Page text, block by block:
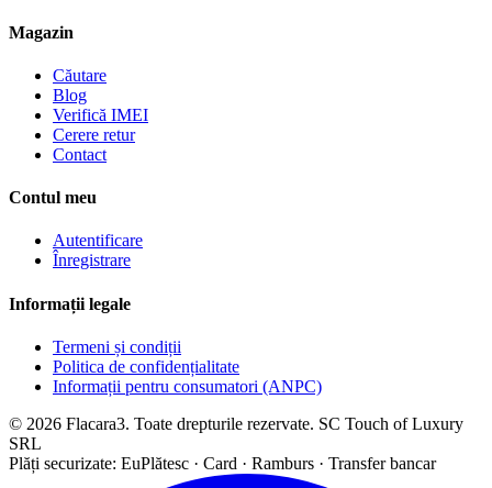
Magazin
Căutare
Blog
Verifică IMEI
Cerere retur
Contact
Contul meu
Autentificare
Înregistrare
Informații legale
Termeni și condiții
Politica de confidențialitate
Informații pentru consumatori (ANPC)
© 2026 Flacara3. Toate drepturile rezervate. SC Touch of Luxury
SRL
Plăți securizate: EuPlătesc · Card · Ramburs · Transfer bancar